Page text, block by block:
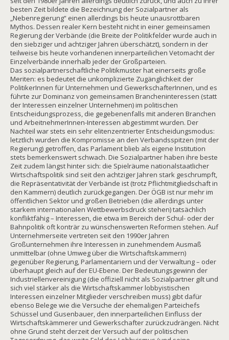
besten Zeit bildete die Bezeichnung der Sozialpartner als
„Nebenregierung“ einen allerdings bis heute unausrottbaren
Mythos. Dessen realer Kern besteht nicht in einer gemeinsamen
Regierung der Verbände (die Breite der Politikfelder wurde auch in
den siebziger und achtziger Jahren überschätzt), sondern in der
teilweise bis heute vorhandenen innerparteilichen Vetomacht der
Einzelverbände innerhalb jeder der Großparteien.
Das sozialpartnerschaftliche Politikmuster hat einerseits große
Meriten: es bedeutet die unkomplizierte Zugänglichkeit der
PolitikerInnen für Unternehmen und GewerkschafterInnen, und es
führte zur Dominanz von gemeinsamen Brancheninteressen (statt
der Interessen einzelner Unternehmen) im politischen
Entscheidungsprozess, die gegebenenfalls mit anderen Branchen
und ArbeitnehmerInnen-Interessen abgestimmt wurden. Der
Nachteil war stets ein sehr elitenzentrierter Entscheidungsmodus:
letztlich wurden die Kompromisse an den Verbandsspitzen (mit der
Regierung) getroffen, das Parlament blieb als eigene Institution
stets bemerkenswert schwach. Die Sozialpartner haben ihre beste
Zeit zudem längst hinter sich: die Spielräume nationalstaatlicher
Wirtschaftspolitik sind seit den achtziger Jahren stark geschrumpft,
die Repräsentativität der Verbände ist (trotz Pflichtmitgliedschaft in
den Kammern) deutlich zurückgegangen. Der ÖGB ist nur mehr im
öffentlichen Sektor und großen Betrieben (die allerdings unter
starkem internationalen Wettbewerbsdruck stehen) tatsächlich
konfliktfähig – Interessen, die etwa im Bereich der Schul- oder der
Bahnpolitik oft konträr zu wünschenswerten Reformen stehen. Auf
Unternehmerseite vertreten seit den 1990er Jahren
Großunternehmen ihre Interessen in zunehmendem Ausmaß
unmittelbar (ohne Umweg über die Wirtschaftskammern)
gegenüber Regierung, Parlamentariern und der Verwaltung – oder
überhaupt gleich auf der EU-Ebene. Der Bedeutungsgewinn der
Industriellenvereinigung (die offiziell nicht als Sozialpartner gilt und
sich viel stärker als die Wirtschaftskammer lobbyistischen
Interessen einzelner Mitglieder verschreiben muss) gibt dafür
ebenso Belege wie die Versuche der ehemaligen Parteichefs
Schüssel und Gusenbauer, den innerparteilichen Einfluss der
Wirtschaftskämmerer und Gewerkschafter zurückzudrängen. Nicht
ohne Grund steht derzeit der Versuch auf der politischen